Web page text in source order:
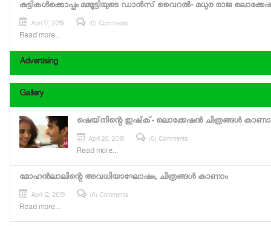
കുട്ടികള്‍ക്കൊപ്പം മമ്മൂട്ടിയുടെ ഡാന്‍സ് വൈറല്‍- മധുര രാജ
April 17, 2019 (0) Comments
Read more...
Advertising
Gallery
ഷെയ്‌നിന്റെ ഇഷ്‌ക്- ലൊക്കേഷന്‍ ചിത്രങ്ങള്‍
April 20, 2019 (0) Comments
Read more...
മോഹന്‍ലാലിന്റെ അവധിയാഘോഷം, ചിത്രങ്ങള്‍ കാണാം
April 12, 2019 (0) Comments
Read more...